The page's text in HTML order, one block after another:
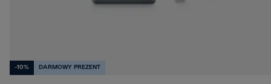
-10% DARMOWY PREZENT